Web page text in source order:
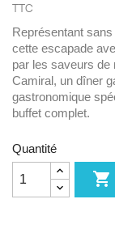
TTC
Représentant
cette escapade
par les saveurs de
Camiral, un dîner
gastronomique
buffet complet.
Quantité
